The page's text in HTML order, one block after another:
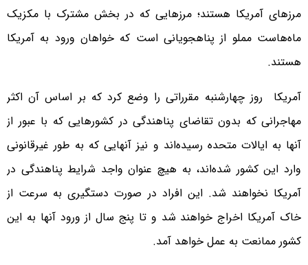
مرزهای آمریکا هستند؛ مرزهایی که در بخش مشترک با مکزیک
ماه‌هاست مملو از پناهجویانی است که خواهان ورود به آمریکا
هستند.
آمریکا روز چهارشنبه مقرراتی را وضع کرد که بر اساس آن اکثر
مهاجرانی که بدون تقاضای پناهندگی در کشورهایی که با عبور از
آنها به ایالات متحده رسیده‌اند و نیز آنهایی که به طور غیرقانونی
وارد این کشور شده‌اند، به هیچ عنوان واجد شرایط پناهندگی در
آمریکا نخواهند شد. این افراد در صورت دستگیری به سرعت از
خاک آمریکا اخراج خواهند شد و تا پنج سال از ورود آنها به این
کشور ممانعت به عمل خواهد آمد.